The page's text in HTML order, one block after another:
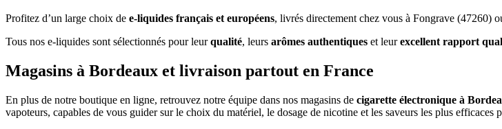
Profitez d’un large choix de e-liquides français et européens, livrés directement chez vous à Fongrave (47260)
Tous nos e-liquides sont sélectionnés pour leurqualité, leurs arômes authentiques et leurexcellent rapport
Magasins à Bordeaux et livraison partout en France
En plus de notre boutique en ligne, retrouvez notre équipe dans nos magasins de cigarette électronique à
vapoteurs, capables de vous guider sur le choix du matériel, le dosage de nicotine et les saveurs les plus efficaces